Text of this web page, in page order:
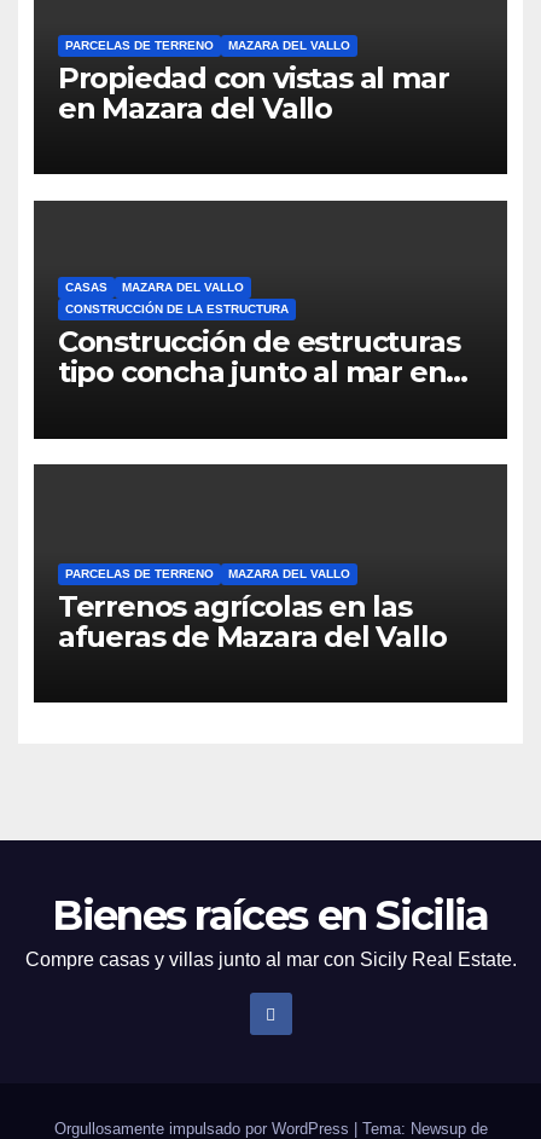
PARCELAS DE TERRENO MAZARA DEL VALLO
Propiedad con vistas al mar
en Mazara del Vallo
CASAS
MAZARA DEL VALLO
CONSTRUCCIÓN DE LA ESTRUCTURA
Construcción de estructuras
tipo concha junto al mar en
PARCELAS DE TERRENO MAZARA DEL VALLO
Terrenos agrícolas en las
afueras de Mazara del Vallo
Bienes raíces en Sicilia
Compre casas y villas junto al mar con Sicily Real Estate.
Orgullosamente impulsado por WordPress Tema: Newsup de